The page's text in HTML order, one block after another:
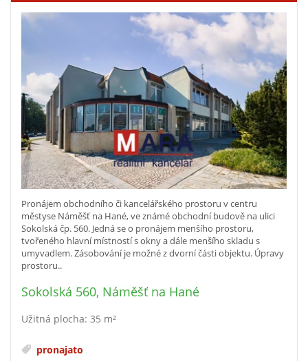
Pronájem obchodního či kancelářského prostoru v centru
městyse Náměšť na Hané, ve známé obchodní budově na ulici
Sokolská čp. 560. Jedná se o pronájem menšího prostoru,
tvořeného hlavní místností s okny a dále menšího skladu s
umyvadlem. Zásobování je možné z dvorní části objektu. Úpravy
prostoru..
Sokolská 560, Náměšť na Hané
Užitná plocha: 35 m²
pronajato